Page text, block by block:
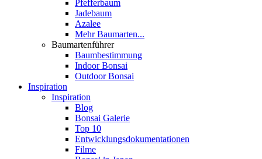
Pfefferbaum
Jadebaum
Azalee
Mehr Baumarten...
Baumartenführer
Baumbestimmung
Indoor Bonsai
Outdoor Bonsai
Inspiration
Inspiration
Blog
Bonsai Galerie
Top 10
Entwicklungsdokumentationen
Filme